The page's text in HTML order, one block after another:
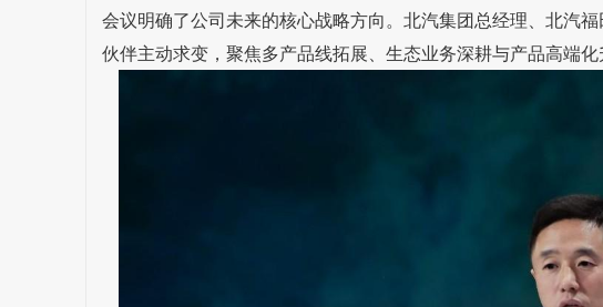
会议明确了公司未来的核心战略方向。北汽集团总经理、北汽
伙伴主动求变，聚焦多产品线拓展、生态业务深耕与产品高端化